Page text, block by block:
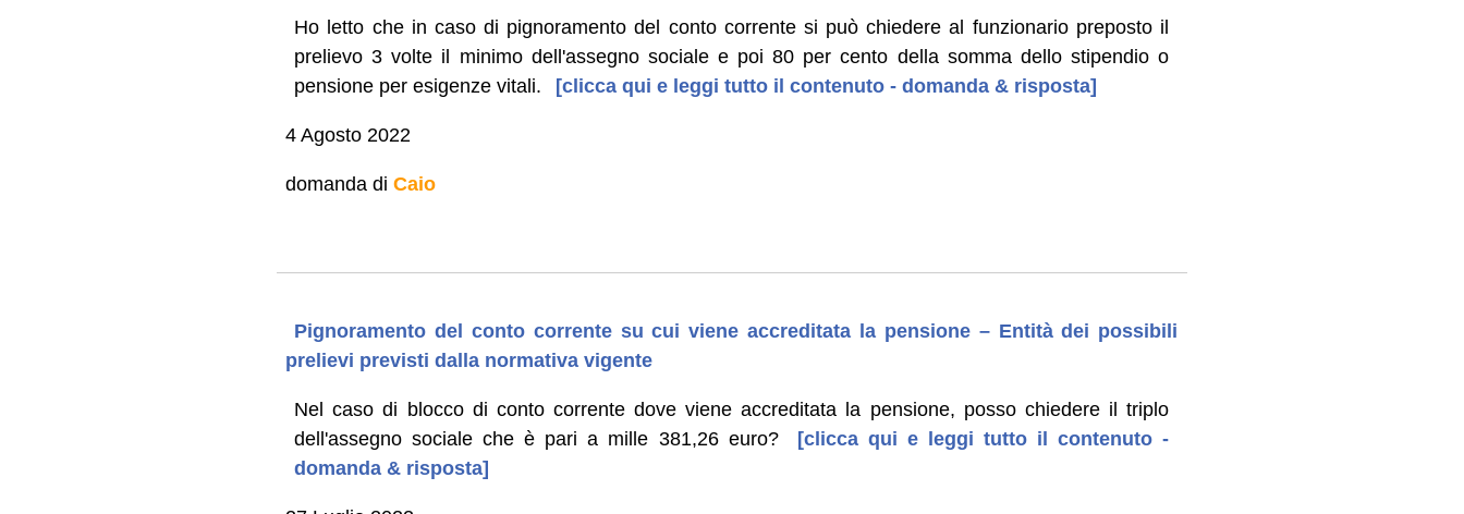
Ho letto che in caso di pignoramento del conto corrente si può chiedere al funzionario preposto il
prelievo 3 volte il minimo dell'assegno sociale e poi 80 per cento della somma dello stipendio o
pensione per esigenze vitali.
[clicca qui e leggi tutto il contenuto - domanda & risposta]
4 Agosto 2022
domanda di Caio
Pignoramento del conto corrente su cui viene accreditata la pensione – Entità dei possibili
prelievi previsti dalla normativa vigente
Nel caso di blocco di conto corrente dove viene accreditata la pensione, posso chiedere il triplo
dell'assegno sociale che è pari a mille 381,26 euro?
[clicca qui e leggi tutto il contenuto -
domanda & risposta]